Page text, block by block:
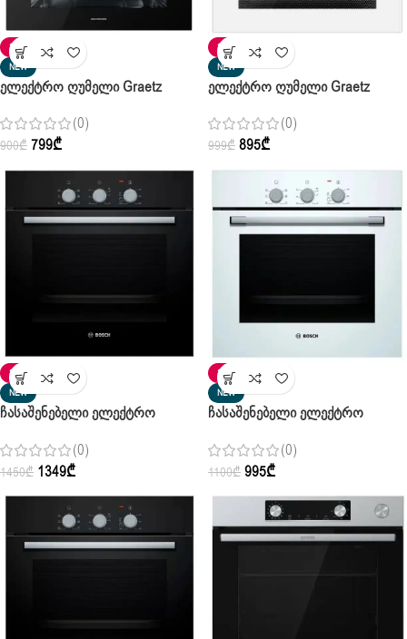
SALE
NEW
Ელექტრო Ღუმელი Graetz
(0)
900₾ 799₾
SALE
NEW
Ელექტრო Ღუმელი Graetz
(0)
999₾ 895₾
SALE
NEW
Ჩასაშენებელი Ელექტრო
(0)
1450₾ 1349₾
SALE
NEW
Ჩასაშენებელი Ელექტრო
Pure White (0)
1100₾ 995₾